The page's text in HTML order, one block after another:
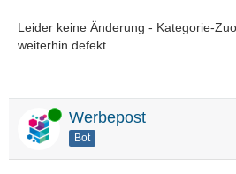
Leider keine Änderung - Kategorie-
weiterhin defekt.
Online Werbepost
Bot